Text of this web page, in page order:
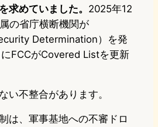
求めていました。 2025年12
の省庁横断機関が
Determination）を発
FCCがCovered Listを更新
い不整合があります。
は、軍事基地への不審ドロ